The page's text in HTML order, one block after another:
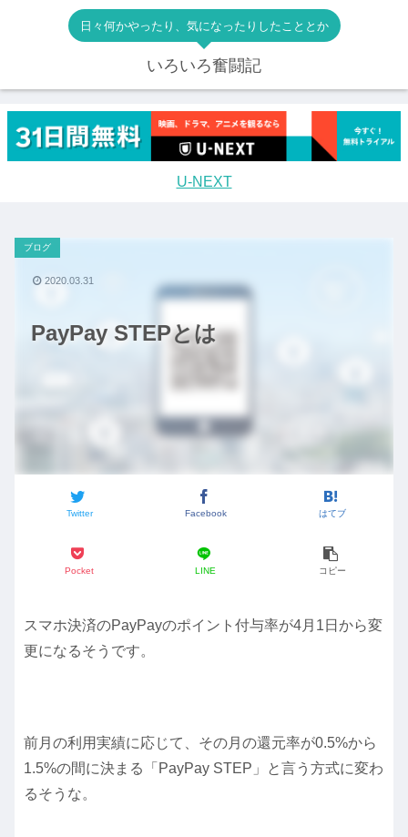
日々何かやったり、気になったりしたこととか
いろいろ奮闘記
U-NEXT
PayPay STEPとは
ブログ
Twitter Facebook はてブ
Pocket LINE コピー
2020.03.31
スマホ決済のPayPayのポイント付与率が4月1日から変
更になるそうです。
前月の利用実績に応じて、その月の還元率が0.5%から
1.5%の間に決まる「PayPay STEP」と言う方式に変わ
るそうな。